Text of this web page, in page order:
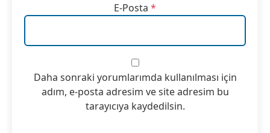
E-Posta *
Daha sonraki yorumlarımda kullanılması için
adım, e-posta adresim ve site adresim bu
tarayıcıya kaydedilsin.